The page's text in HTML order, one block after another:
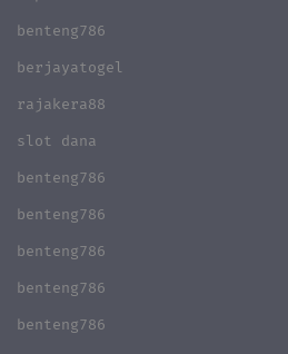
benteng786
berjayatogel
rajakera88
slot dana
benteng786
benteng786
benteng786
benteng786
benteng786